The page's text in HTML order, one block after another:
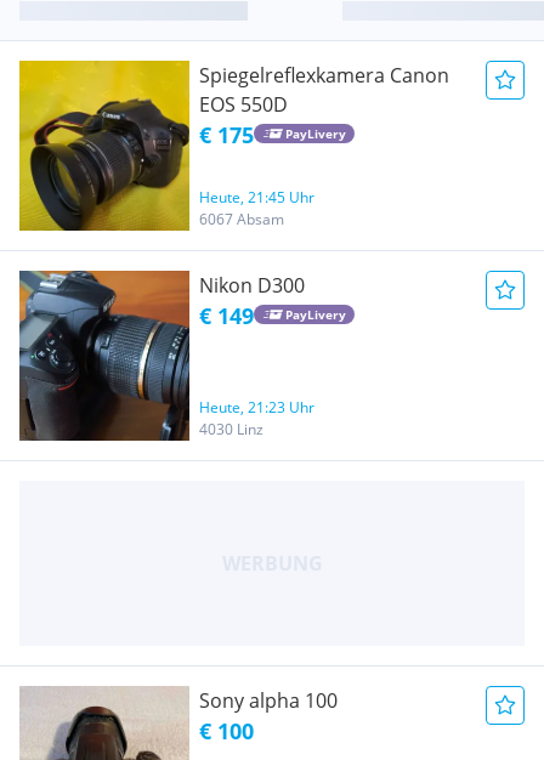
Spiegelreflexkamera Canon
EOS 550D
€ 175 PayLivery
Heute, 21:45 Uhr
6067 Absam
Nikon D300
€ 149 PayLivery
Heute, 21:23 Uhr
4030 Linz
Sony alpha 100
€ 100